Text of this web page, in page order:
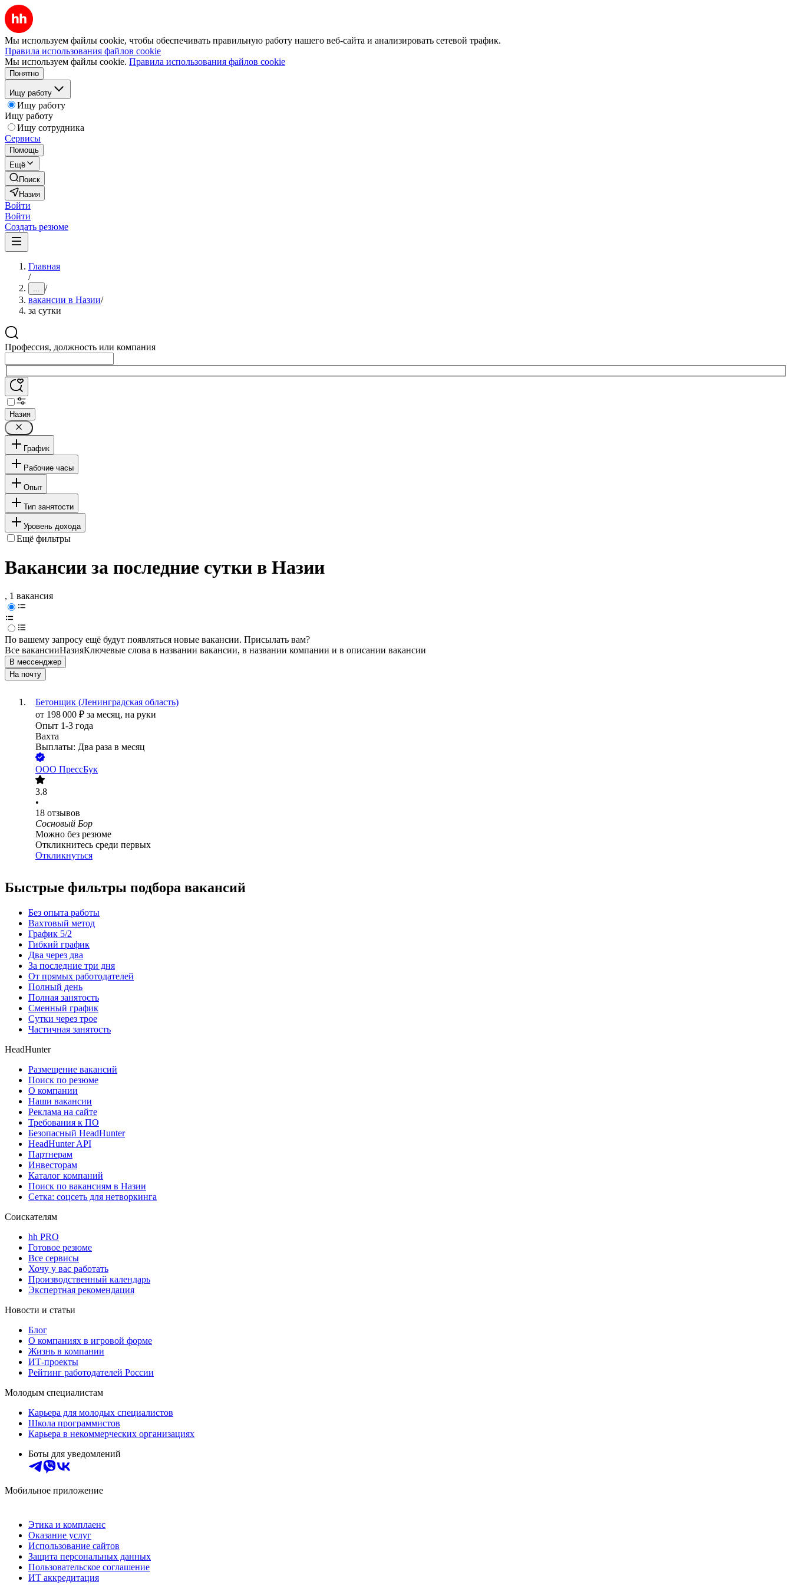
Мы используем файлы cookie, чтобы обеспечивать правильную работу нашего веб-сайта и анализировать сетевой трафик.
Правила использования файлов cookie
Мы используем файлы cookie. Правила использования файлов cookie
Понятно
Ищу работу
Ищу работу
Ищу работу
Ищу сотрудника
Сервисы
Помощь
Ещё
Поиск
Назия
Войти
Войти
Создать резюме
Главная
/
... /
вакансии в Назии/
за сутки
Профессия, должность или компания
Назия
График
Рабочие часы
Опыт
Тип занятости
Уровень дохода
Ещё фильтры
Вакансии за последние сутки в Назии
, 1 вакансия
По вашему запросу ещё будут появляться новые вакансии. Присылать вам?
Все вакансииНазияКлючевые слова в названии вакансии, в названии компании и в описании вакансии
В мессенджер
На почту
Бетонщик (Ленинградская область)
от 198 000 ₽ за месяц, на руки
Опыт 1-3 года
Вахта
Выплаты: Два раза в месяц
ООО ПрессБук
3.8
•
18 отзывов
Сосновый Бор
Можно без резюме
Откликнитесь среди первых
Откликнуться
Быстрые фильтры подбора вакансий
Без опыта работы
Вахтовый метод
График 5/2
Гибкий график
Два через два
За последние три дня
От прямых работодателей
Полный день
Полная занятость
Сменный график
Сутки через трое
Частичная занятость
HeadHunter
Размещение вакансий
Поиск по резюме
О компании
Наши вакансии
Реклама на сайте
Требования к ПО
Безопасный HeadHunter
HeadHunter API
Партнерам
Инвесторам
Каталог компаний
Поиск по вакансиям в Назии
Сетка: соцсеть для нетворкинга
Соискателям
hh PRO
Готовое резюме
Все сервисы
Хочу у вас работать
Производственный календарь
Экспертная рекомендация
Новости и статьи
Блог
О компаниях в игровой форме
Жизнь в компании
ИТ-проекты
Рейтинг работодателей России
Молодым специалистам
Карьера для молодых специалистов
Школа программистов
Карьера в некоммерческих организациях
Боты для уведомлений
Мобильное приложение
Этика и комплаенс
Оказание услуг
Использование сайтов
Защита персональных данных
Пользовательское соглашение
ИТ аккредитация